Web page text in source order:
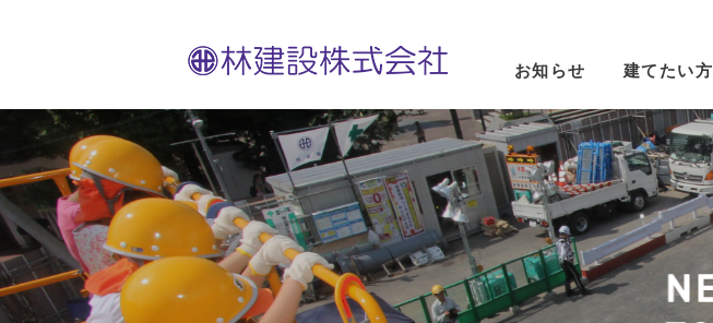
お知らせ 建てたい方